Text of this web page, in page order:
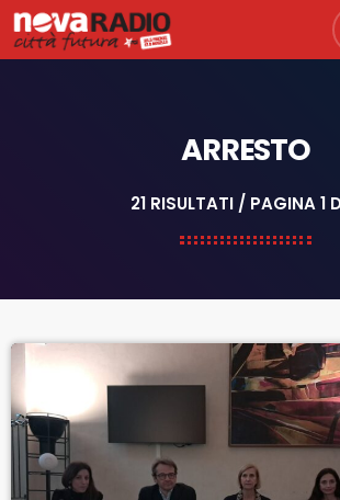
ARRESTO
21 RISULTATI / PAGINA 1